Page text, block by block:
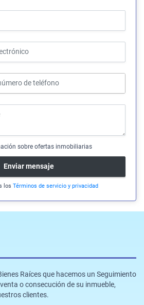
sobre ofertas inmobiliarias
Enviar mensaje
los Términos de servicio y privacidad
Raíces que hacemos un Seguimiento
o consecución de su inmueble,
clientes.